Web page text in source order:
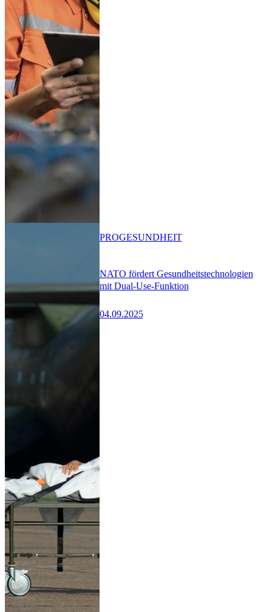
NATO fördert Gesundheitstechnologien
mit Dual-Use-Funktion
04.09.2025
PROGESUNDHEIT